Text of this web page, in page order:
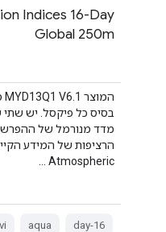
Indices 16-Day
Global 250m
בסיס כל פיקסל. יש שתי
Atmospheric …
16-day
aqua